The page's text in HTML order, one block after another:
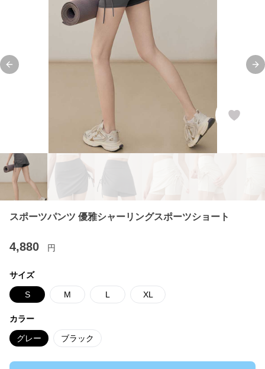
Previous slide
スポーツパンツ 優雅シャーリングスポーツショート
4,880 円
サイズ
S M L XL
カラー
グレー ブラック